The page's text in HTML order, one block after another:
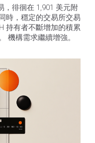
，徘徊在 1,901 美元附
時，穩定的交易所交易
持有者不斷增加的積累
機構需求繼續增強。